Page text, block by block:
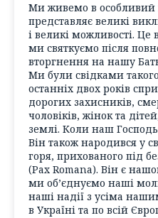
Ми живемо в особливий
представляє великі
і великі можливості. Це
ми святкуємо після
вторгнення на нашу
Ми були свідками
останніх двох років
дорогих захисників,
чоловіків, жінок та
землі. Коли наш Господь
Він також народився у
горя, прихованого під
(Pax Romana). Він є
ми об’єднуємо наші
наші надії з усіма
в Україні та по всій